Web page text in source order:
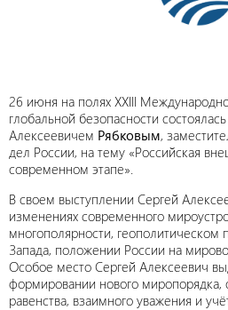
26 июня на полях XXIII
глобальной безопасности
Алексеевичем Рябковым,
дел России, на тему «Российская
современном этапе».
В своем выступлении Сергей
изменениях современного
многополярности, геополитическом
Запада, положении России на
Особое место Сергей Алексеевич
формировании нового миропорядка,
равенства, взаимного уважения и